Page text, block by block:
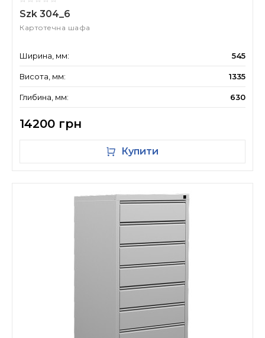
Szk 304_6
Картотечна шафа
Ширина, мм: 545
Висота, мм: 1335
Глибина, мм: 630
14200 грн
Купити